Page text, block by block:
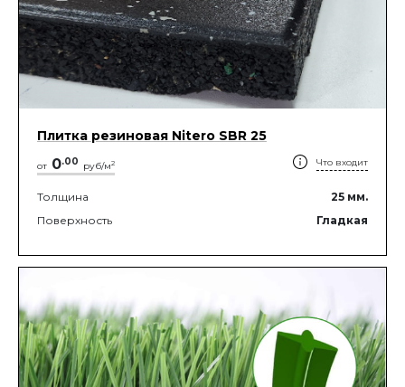
Плитка резиновая Nitero SBR 25
от 0.00 руб/м2 Что входит
Толщина 25 мм.
Поверхность
Гладкая